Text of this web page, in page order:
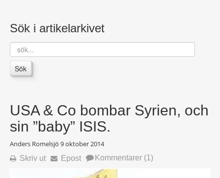
Sök i artikelarkivet
sök...
Sök
USA & Co bombar Syrien, och
sin ”baby” ISIS.
Anders Romelsjö 9 oktober 2014
Skriv ut Epost Kommentarer (1)